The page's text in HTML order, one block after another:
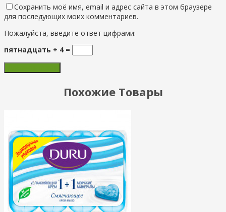
Сохранить моё имя, email и адрес сайта в этом браузере
для последующих моих комментариев.
Пожалуйста, введите ответ цифрами:
пятнадцать + 4 =
Похожие Товары